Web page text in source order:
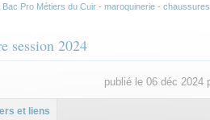
Bac Pro Métiers du Cuir - maroquinerie -
session 2024
publié le 06 déc 2024
et liens